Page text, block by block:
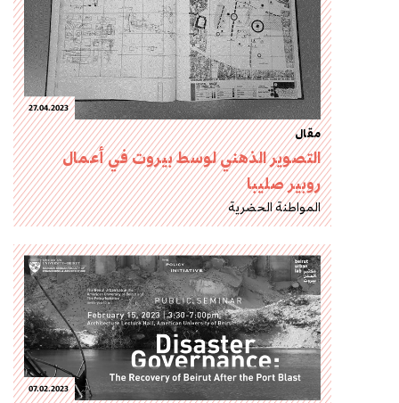
27.04.2023
مقال
التصوير الذهني لوسط بيروت في أعمال
روبير صليبا
المواطنة الحضرية
07.02.2023